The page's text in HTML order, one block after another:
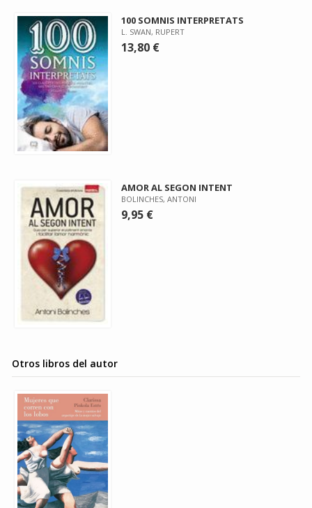
100 SOMNIS INTERPRETATS
L. SWAN, RUPERT
13,80 €
AMOR AL SEGON INTENT
BOLINCHES, ANTONI
9,95 €
Otros libros del autor